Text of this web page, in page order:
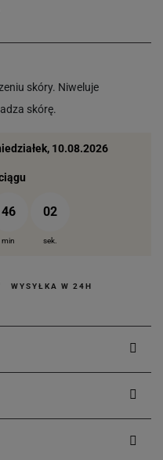
skóry. Niweluje
skórę.
10.08.2026
46 01
min sek.
WYSYŁKA W 24H